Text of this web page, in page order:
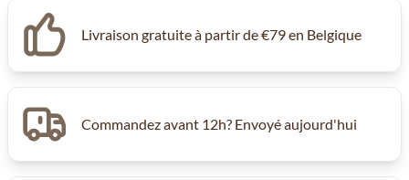
Livraison gratuite à partir de €79 en Belgique
Commandez avant 12h? Envoyé aujourd'hui